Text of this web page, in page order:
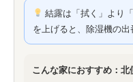
結露は「拭く」より
を上げると、除湿機の出
こんな家におすすめ：